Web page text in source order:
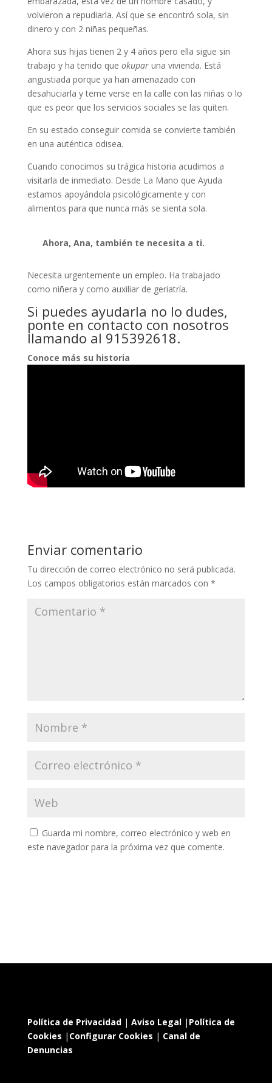
volvieron a repudiarla. Así que se encontró sola, sin
dinero y con 2 niñas pequeñas.
Ahora sus hijas tienen 2 y 4 años pero ella sigue sin
trabajo y ha tenido que okuparuna vivienda. Está
angustiada porque ya han amenazado con
desahuciarla y teme verse en la calle con las niñas o lo
que es peor que los servicios sociales se las quiten.
En su estado conseguir comida se convierte también
en una auténtica odisea.
Cuando conocimos su trágica historia acudimos a
visitarla de inmediato. Desde La Mano que Ayuda
estamos apoyándola psicológicamente y con
alimentos para que nunca más se sienta sola.
Ahora, Ana, también te necesita a ti.
Necesita urgentemente un empleo. Ha trabajado
como niñera y como auxiliar de geriatría.
Si puedes ayudarla no lo dudes,
ponte en contacto con nosotros
llamando al 915392618.
Conoce más su historia
Enviar comentario
Tu dirección de correo electrónico no será publicada.
Los campos obligatorios están marcados con *
Guarda mi nombre, correo electrónico y web en
este navegador para la próxima vez que comente.
Política de Privacidad| Aviso Legal| Política de
Cookies | Configurar Cookies | Canal de
Denuncias